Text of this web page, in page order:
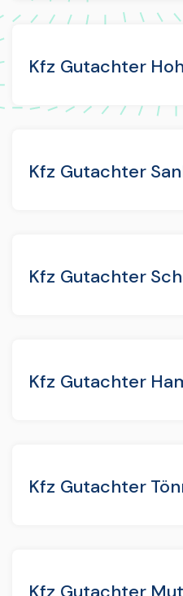
Kfz Gutachter
Kfz Gutachter
Kfz Gutachter
Kfz Gutachter
Kfz Gutachter
Kfz Gutachter